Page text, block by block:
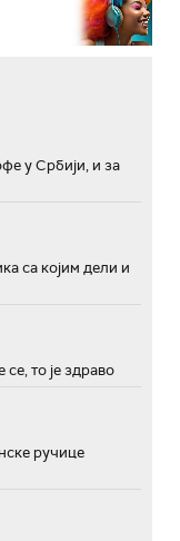
у Србији, и за
са којим дели и
то је здраво
ручице